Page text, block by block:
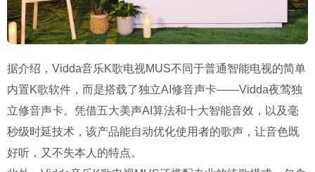
据介绍，Vidda音乐K歌电视MUS不同于普通智能电视的简单
内置K歌软件，而是搭载了独立AI修音声卡——Vidda夜莺独
立修音声卡。凭借五大美声AI算法和十大智能音效，以及毫
秒级时延技术，该产品能自动优化使用者的歌声，让音色既
好听，又不失本人的特点。